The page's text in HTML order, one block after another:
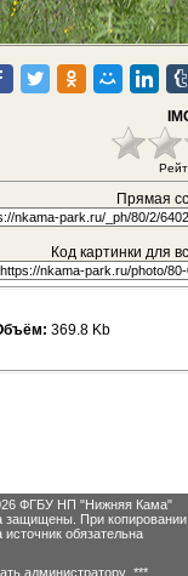
Прямая
Код картинки для
369.8 Kb
ФГБУ НП "Нижняя Кама"
защищены. При копировании
источник обязательна
администратору ***